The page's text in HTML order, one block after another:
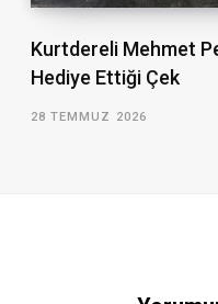
Kurtdereli Mehmet
Hediye Ettiği Çek
28 TEMMUZ 2026